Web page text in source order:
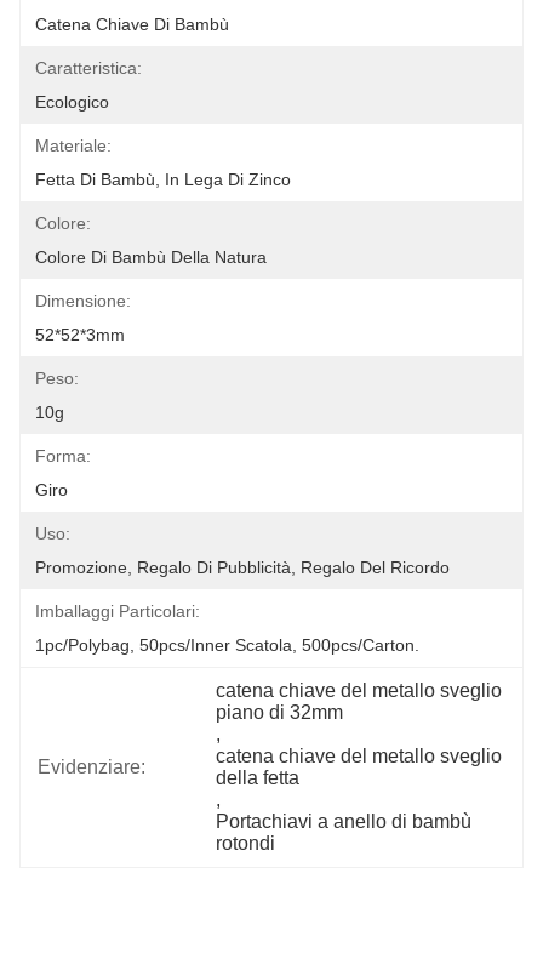
Catena Chiave Di Bambù
Caratteristica:
Ecologico
Materiale:
Fetta Di Bambù, In Lega Di Zinco
Colore:
Colore Di Bambù Della Natura
Dimensione:
52*52*3mm
Peso:
10g
Forma:
Giro
Uso:
Promozione, Regalo Di Pubblicità, Regalo Del Ricordo
Imballaggi Particolari:
1pc/polybag, 50pcs/inner Scatola, 500pcs/carton.
Evidenziare:
catena chiave del metallo sveglio
piano di 32mm
,
catena chiave del metallo sveglio
della fetta
,
Portachiavi a anello di bambù
rotondi